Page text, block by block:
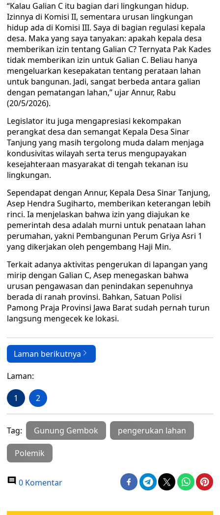
“Kalau Galian C itu bagian dari lingkungan hidup.
Izinnya di Komisi II, sementara urusan lingkungan
hidup ada di Komisi III. Saya di bagian regulasi kepala
desa. Maka yang saya tanyakan: apakah kepala desa
memberikan izin tentang Galian C? Ternyata Pak Kades
tidak memberikan izin untuk Galian C. Beliau hanya
mengeluarkan kesepakatan tentang perataan lahan
untuk bangunan. Jadi, sangat berbeda antara galian
dengan pematangan lahan,” ujar Annur, Rabu
(20/5/2026).
Legislator itu juga mengapresiasi kekompakan
perangkat desa dan semangat Kepala Desa Sinar
Tanjung yang masih tergolong muda dalam menjaga
kondusivitas wilayah serta terus mengupayakan
kesejahteraan masyarakat di tengah tekanan isu
lingkungan.
Sependapat dengan Annur, Kepala Desa Sinar Tanjung,
Asep Hendra Sugiharto, memberikan keterangan lebih
rinci. Ia menjelaskan bahwa izin yang diajukan ke
pemerintah desa adalah murni untuk penataan lahan
perumahan, yakni Pembangunan Perum Griya Asri 1
yang dikerjakan oleh pengembang Haji Min.
Terkait adanya aktivitas pengerukan di lapangan yang
mirip dengan Galian C, Asep menegaskan bahwa
urusan pengawasan dan penindakan sepenuhnya
berada di ranah provinsi. Bahkan, Satuan Polisi
Pamong Praja Provinsi Jawa Barat sudah pernah turun
langsung mengecek ke lokasi.
Laman berikutnya
Laman:
1 2
Tag: Gunung Gembok pengerukan lahan
Polemik
0 Komentar